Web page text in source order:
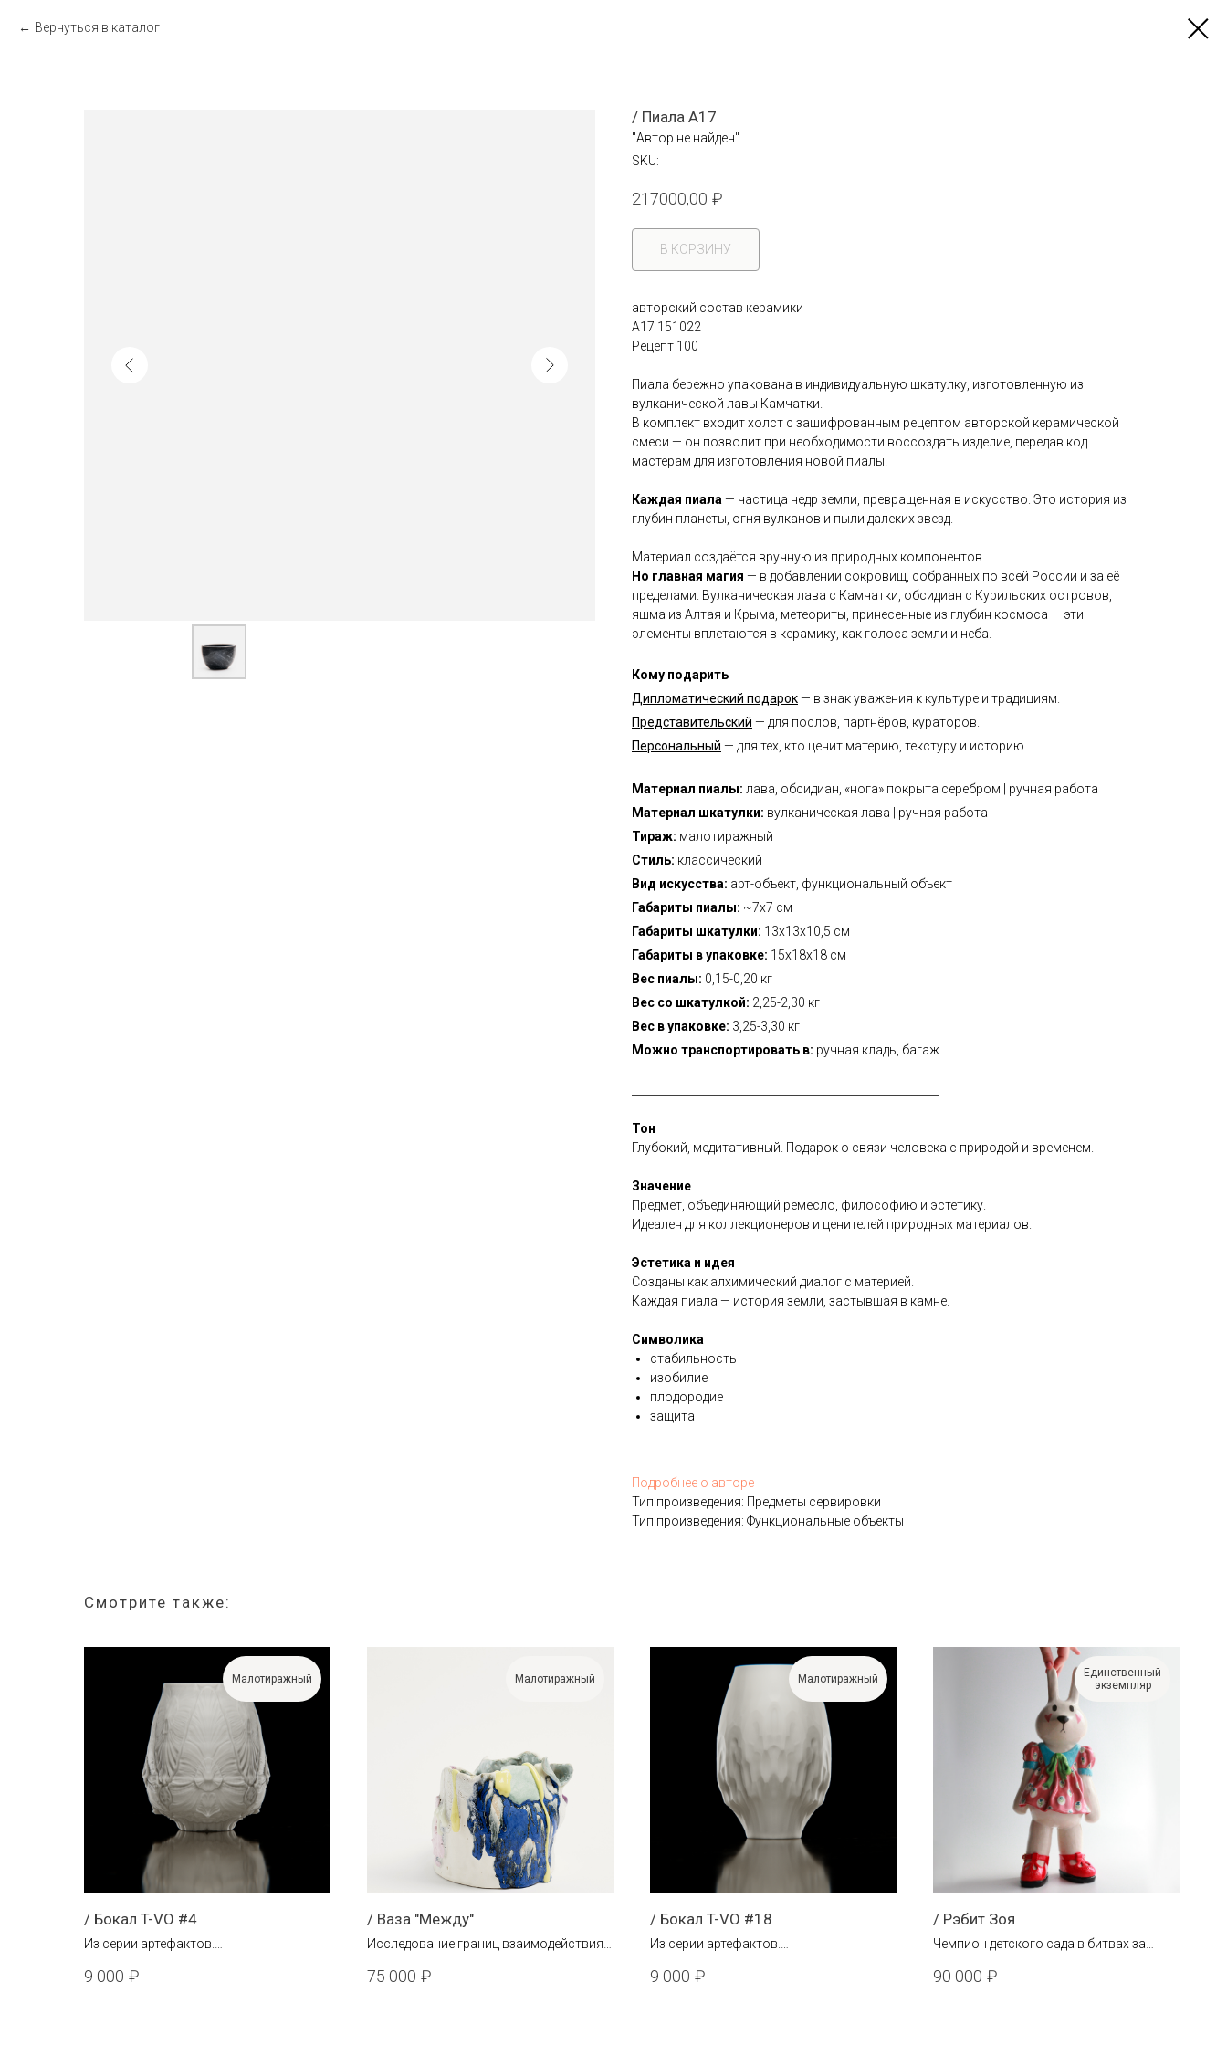
Вернуться в каталог
/ Пиала А17
"Автор не найден"
SKU:
217000,00 ₽
В КОРЗИНУ
авторский состав керамики
A17 151022
Рецепт 100
Пиала бережно упакована в индивидуальную шкатулку, изготовленную из
вулканической лавы Камчатки.
В комплект входит холст с зашифрованным рецептом авторской керамической
смеси — он позволит при необходимости воссоздать изделие, передав код
мастерам для изготовления новой пиалы.
Каждая пиала — частица недр земли, превращенная в искусство. Это история из
глубин планеты, огня вулканов и пыли далеких звезд.
Материал создаётся вручную из природных компонентов.
Но главная магия — в добавлении сокровищ, собранных по всей России и за её
пределами. Вулканическая лава с Камчатки, обсидиан с Курильских островов,
яшма из Алтая и Крыма, метеориты, принесенные из глубин космоса — эти
элементы вплетаются в керамику, как голоса земли и неба.
Кому подарить
Дипломатический подарок— в знак уважения к культуре и традициям.
Представительский — для послов, партнёров, кураторов.
Персональный — для тех, кто ценит материю, текстуру и историю.
Материал пиалы: лава, обсидиан, «нога» покрыта серебром
| ручная работа
Материал шкатулки: вулканическая лава | ручная работа
Тираж: малотиражный
Стиль: классический
Вид искусства: арт-объект, функциональный объект
Габариты пиалы: ~7х7 см
Габариты шкатулки: 13х13х10,5 см
Габариты в упаковке: 15х18х18 см
Вес пиалы: 0,15-0,20 кг
Вес со шкатулкой: 2,25-2,30 кг
Вес в упаковке: 3,25-3,30 кг
Можно транспортировать в: ручная кладь, багаж
Тон
Глубокий, медитативный. Подарок о связи человека с природой и временем.
Значение
Предмет, объединяющий ремесло, философию и эстетику.
Идеален для коллекционеров и ценителей природных материалов.
Эстетика и идея
Созданы как алхимический диалог с материей.
Каждая пиала — история земли, застывшая в камне.
Символика
стабильность
изобилие
плодородие
защита
Подробнее о авторе
Тип произведения: Предметы сервировки
Тип произведения: Функциональные объекты
Смотрите также:
Малотиражный
/ Бокал T-VO #4
Из серии артефактов.
9 000 ₽
Малотиражный
/ Ваза "Между"
Исследование границ взаимодействия
75 000 ₽
Малотиражный
/ Бокал T-VO #18
Из серии артефактов.
9 000 ₽
Единственный
экземпляр
/ Рэбит Зоя
Чемпион детского сада в битвах за
90 000 ₽